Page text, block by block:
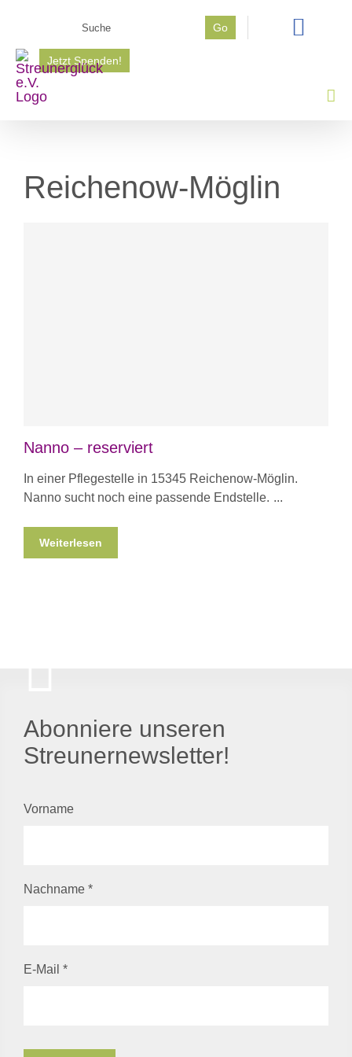
springen
Go
Jetzt Spenden!
Reichenow-Möglin
Nanno – reserviert
In einer Pflegestelle in 15345 Reichenow-Möglin.
Nanno sucht noch eine passende Endstelle.
Weiterlesen
Abonniere unseren
Streunernewsletter!
Vorname
Nachname *
E-Mail *